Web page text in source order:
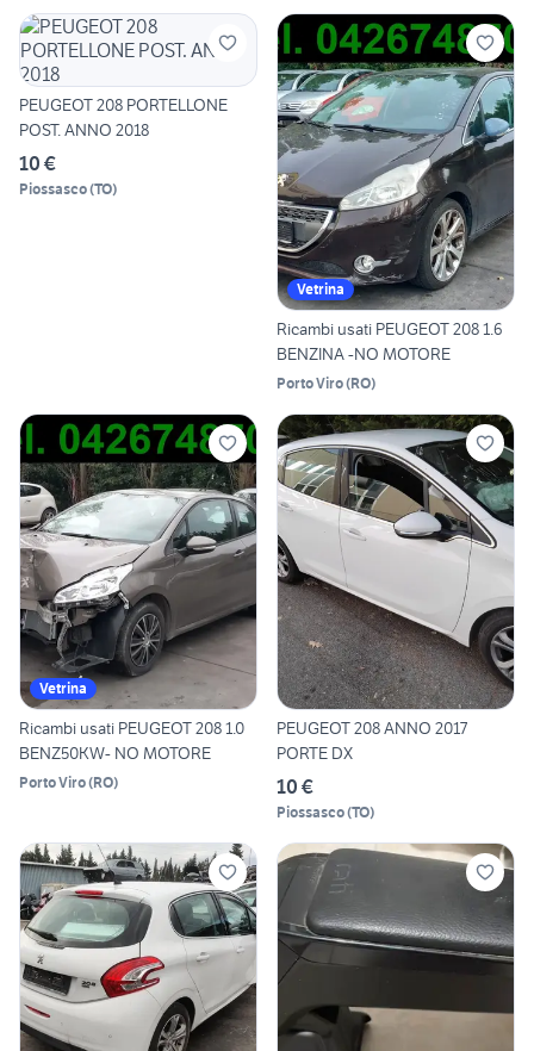
PEUGEOT 208 PORTELLONE
POST. ANNO 2018
10 €
Piossasco(TO)
Vetrina
Ricambi usati PEUGEOT 208 1.6
BENZINA -NO MOTORE
Porto Viro(RO)
Vetrina
Ricambi usati PEUGEOT 208 1.0
BENZ50KW- NO MOTORE
Porto Viro(RO)
PEUGEOT 208 ANNO 2017
PORTE DX
10 €
Piossasco(TO)